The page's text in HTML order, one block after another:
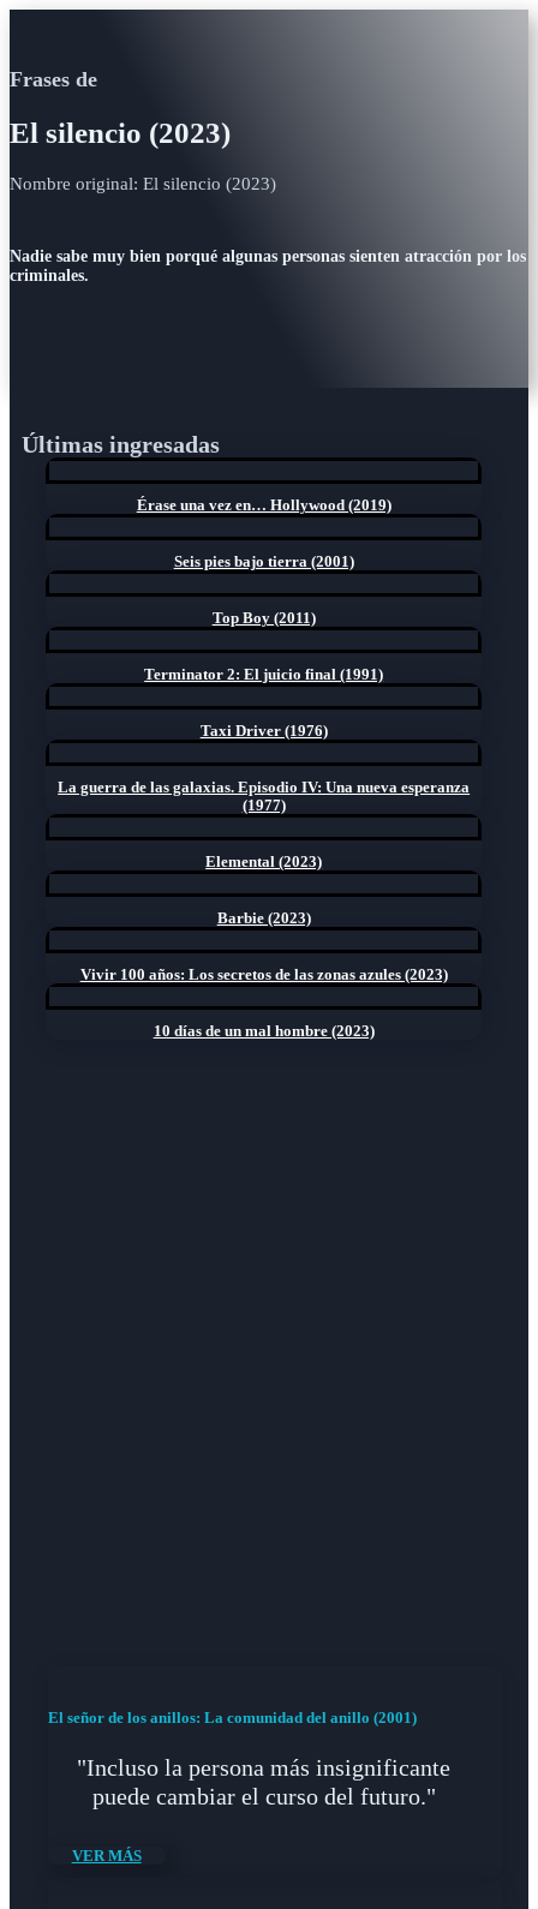
Frases de
El silencio (2023)
Nombre original: El silencio (2023)
Nadie sabe muy bien porqué algunas personas sienten atracción por los
criminales.
Últimas ingresadas
Érase una vez en… Hollywood (2019)
Seis pies bajo tierra (2001)
Top Boy (2011)
Terminator 2: El juicio final (1991)
Taxi Driver (1976)
La guerra de las galaxias. Episodio IV: Una nueva esperanza
(1977)
Elemental (2023)
Barbie (2023)
Vivir 100 años: Los secretos de las zonas azules (2023)
10 días de un mal hombre (2023)
El señor de los anillos: La comunidad del anillo (2001)
"Incluso la persona más insignificante
puede cambiar el curso del futuro."
VER MÁS